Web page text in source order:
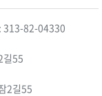
313-82-04330
길55
2길55